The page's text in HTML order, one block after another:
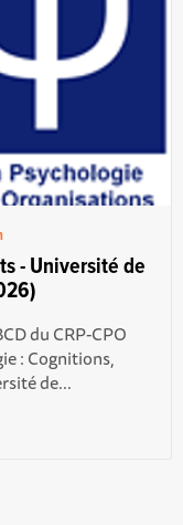
- Université de
du CRP-CPO
: Cognitions,
de...